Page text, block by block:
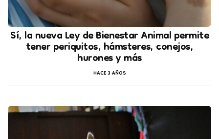
Sí, la nueva Ley de Bienestar Animal permite
tener periquitos, hámsteres, conejos,
hurones y más
HACE 3 AÑOS